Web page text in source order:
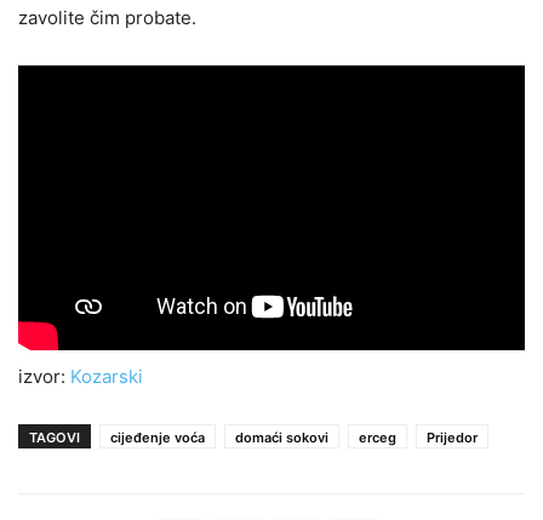
zavolite čim probate.
izvor: Kozarski
TAGOVI cijeđenje voća domaći sokovi erceg Prijedor